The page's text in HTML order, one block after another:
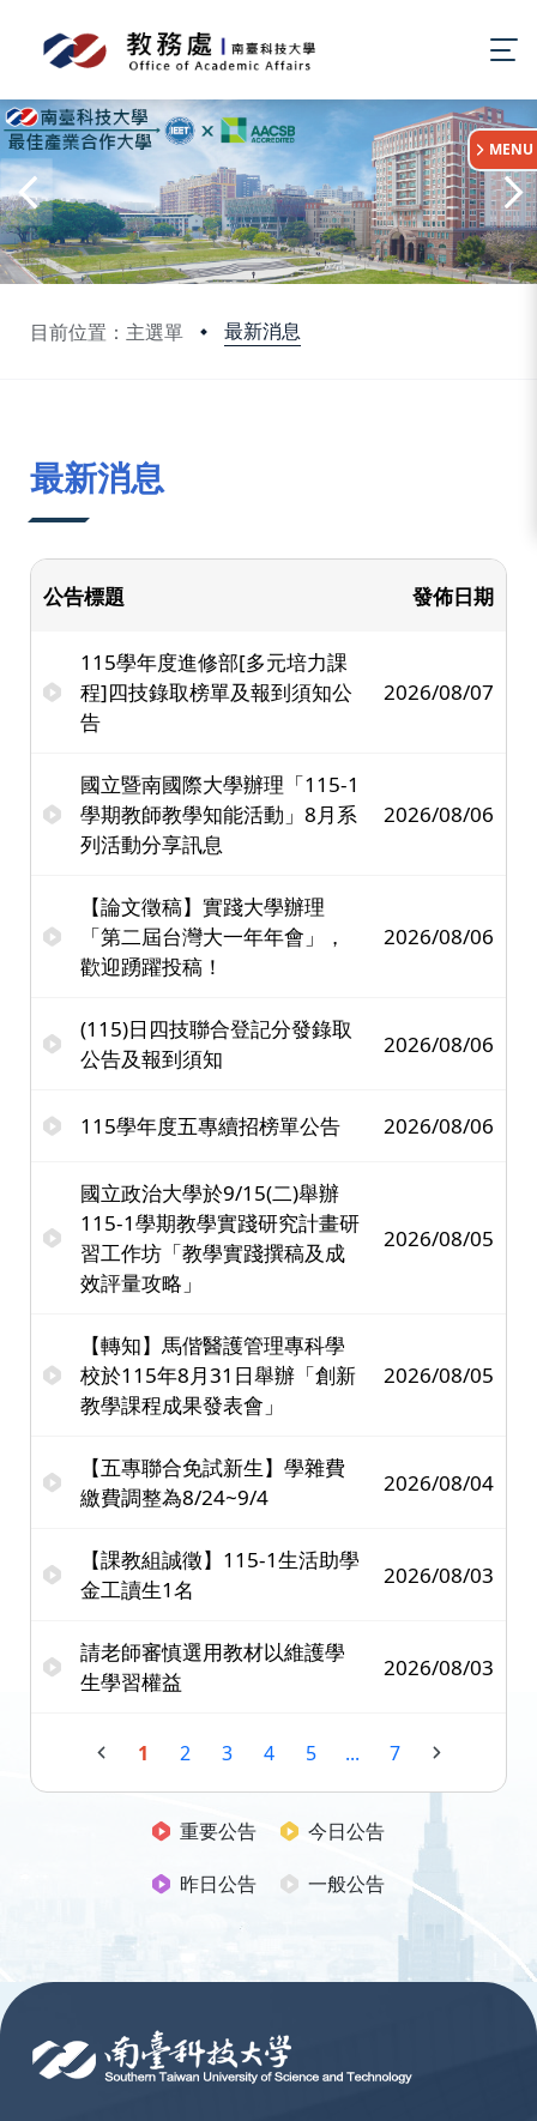
目前位置：主選單 最新消息
:::
MENU
最新消息
公告標題 發佈日期
115學年度進修部[多元培力課
程]四技錄取榜單及報到須知公
告
2026/08/07
國立暨南國際大學辦理「115-1
學期教師教學知能活動」8月系
列活動分享訊息
2026/08/06
【論文徵稿】實踐大學辦理
「第二屆台灣大一年年會」，
歡迎踴躍投稿！
2026/08/06
(115)日四技聯合登記分發錄取
公告及報到須知
2026/08/06
115學年度五專續招榜單公告 2026/08/06
國立政治大學於9/15(二)舉辦
115-1學期教學實踐研究計畫研
習工作坊「教學實踐撰稿及成
效評量攻略」
2026/08/05
【轉知】馬偕醫護管理專科學
校於115年8月31日舉辦「創新
教學課程成果發表會」
2026/08/05
【五專聯合免試新生】學雜費
繳費調整為8/24~9/4
2026/08/04
【課教組誠徵】115-1生活助學
金工讀生1名
2026/08/03
請老師審慎選用教材以維護學
生學習權益
2026/08/03
1 2 3 4 5 ... 7
重要公告
今日公告
昨日公告
一般公告